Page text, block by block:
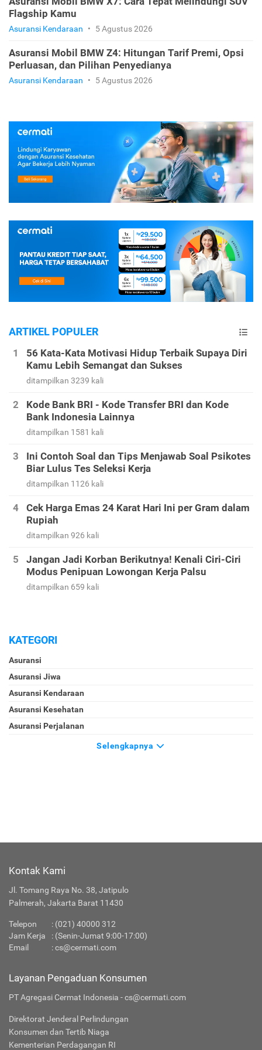
Flagship Kamu
Asuransi Kendaraan • 5 Agustus 2026
Asuransi Mobil BMW Z4: Hitungan Tarif Premi, Opsi
Perluasan, dan Pilihan Penyedianya
Asuransi Kendaraan • 5 Agustus 2026
ARTIKEL POPULER
56 Kata-Kata Motivasi Hidup Terbaik Supaya Diri
Kamu Lebih Semangat dan Sukses
ditampilkan 3239 kali
Kode Bank BRI - Kode Transfer BRI dan Kode
Bank Indonesia Lainnya
ditampilkan 1581 kali
Ini Contoh Soal dan Tips Menjawab Soal Psikotes
Biar Lulus Tes Seleksi Kerja
ditampilkan 1126 kali
Cek Harga Emas 24 Karat Hari Ini per Gram dalam
Rupiah
ditampilkan 926 kali
Jangan Jadi Korban Berikutnya! Kenali Ciri-Ciri
Modus Penipuan Lowongan Kerja Palsu
ditampilkan 659 kali
KATEGORI
Asuransi
Asuransi Jiwa
Asuransi Kendaraan
Asuransi Kesehatan
Asuransi Perjalanan
Selengkapnya
Kontak Kami
Jl. Tomang Raya No. 38, Jatipulo
Palmerah, Jakarta Barat 11430
Telepon : (021) 40000 312
Jam Kerja
: (Senin-Jumat 9:00-17:00)
Email
:cs@cermati.com
Layanan Pengaduan Konsumen
PT Agregasi Cermat Indonesia - cs@cermati.com
Direktorat Jenderal Perlindungan
Konsumen dan Tertib Niaga
Kementerian Perdagangan RI